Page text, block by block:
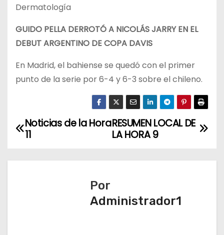
Dermatología
GUIDO PELLA DERROTÓ A NICOLÁS JARRY EN EL
DEBUT ARGENTINO DE COPA DAVIS
En Madrid, el bahiense se quedó con el primer
punto de la serie por 6-4 y 6-3 sobre el chileno.
N
RESUMEN LOCAL DE
LA HORA 9
Noticias de la Hora
11
Por
Administrador1